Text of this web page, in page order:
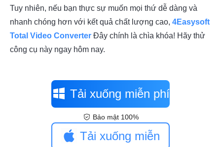
Tuy nhiên, nếu bạn thực sự muốn mọi thứ dễ dàng và
nhanh chóng hơn với kết quả chất lượng cao, 4Easysoft
Total Video Converter Đây chính là chìa khóa! Hãy thử
công cụ này ngay hôm nay.
Tải xuống miễn phí
Bảo mật 100%
Tải xuống miễn